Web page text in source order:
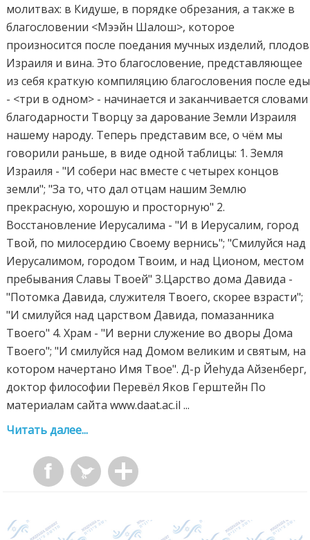
молитвах: в Кидуше, в порядке обрезания, а также в
благословении <Мээйн Шалош>, которое
произносится после поедания мучных изделий, плодов
Израиля и вина. Это благословение, представляющее
из себя краткую компиляцию благословения после еды
- <три в одном> - начинается и заканчивается словами
благодарности Творцу за дарование Земли Израиля
нашему народу. Теперь представим все, о чём мы
говорили раньше, в виде одной таблицы: 1. Земля
Израиля - "И собери нас вместе с четырех концов
земли"; "За то, что дал отцам нашим Землю
прекрасную, хорошую и просторную" 2.
Восстановление Иерусалима - "И в Иерусалим, город
Твой, по милосердию Своему вернись"; "Смилуйся над
Иерусалимом, городом Твоим, и над Ционом, местом
пребывания Славы Твоей" 3.Царство дома Давида -
"Потомка Давида, служителя Твоего, скорее взрасти";
"И смилуйся над царством Давида, помазанника
Твоего" 4. Храм - "И верни служение во дворы Дома
Твоего"; "И смилуйся над Домом великим и святым, на
котором начертано Имя Твое". Д-р Йеhуда Айзенберг,
доктор философии Перевёл Яков Герштейн По
материалам сайта www.daat.ac.il ...
Читать далее...